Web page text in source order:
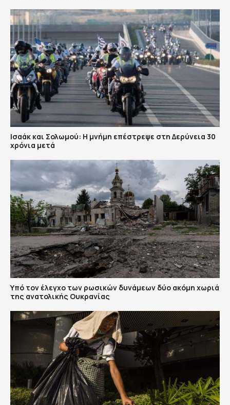
Ισαάκ και Σολωμού: Η μνήμη επέστρεψε στη Δερύνεια 30
χρόνια μετά
Υπό τον έλεγχο των ρωσικών δυνάμεων δύο ακόμη χωριά
της ανατολικής Ουκρανίας